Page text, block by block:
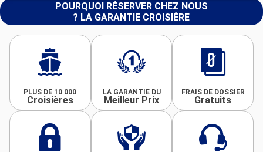
POURQUOI RÉSERVER CHEZ NOUS
? LA GARANTIE CROISIÈRE
PLUS DE 10 000
Croisières
LA GARANTIE DU
Meilleur Prix
FRAIS DE DOSSIER
Gratuits